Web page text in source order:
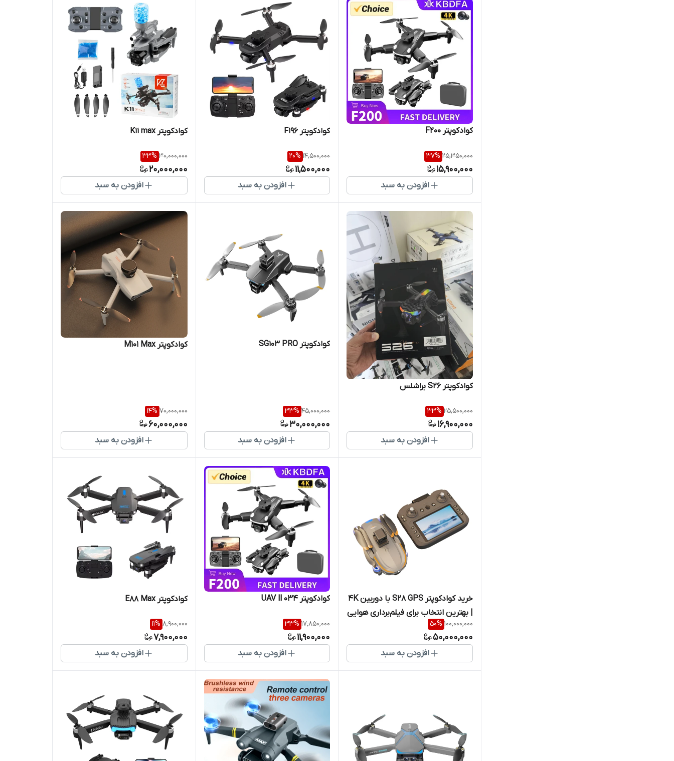
کوادکوپتر F200
25,350,000
37%
15,900,000
افزودن به سبد
کوادکوپتر F196
14,500,000
20%
11,500,000
افزودن به سبد
کوادکوپتر K11 max
30,000,000
33%
20,000,000
افزودن به سبد
کوادکوپتر S26 براشلس
25,500,000
33%
16,900,000
افزودن به سبد
کوادکوپتر SG103 PRO
45,000,000
33%
30,000,000
افزودن به سبد
کوادکوپتر M101 Max
70,000,000
14%
60,000,000
افزودن به سبد
خرید کوادکوپتر S28 GPS با دوربین 4K
| بهترین انتخاب برای فیلم‌برداری هوایی
100,000,000
50%
50,000,000
افزودن به سبد
کوادکوپتر UAV ll 034
17,850,000
33%
11,900,000
افزودن به سبد
کوادکوپتر E88 Max
8,900,000
11%
7,900,000
افزودن به سبد